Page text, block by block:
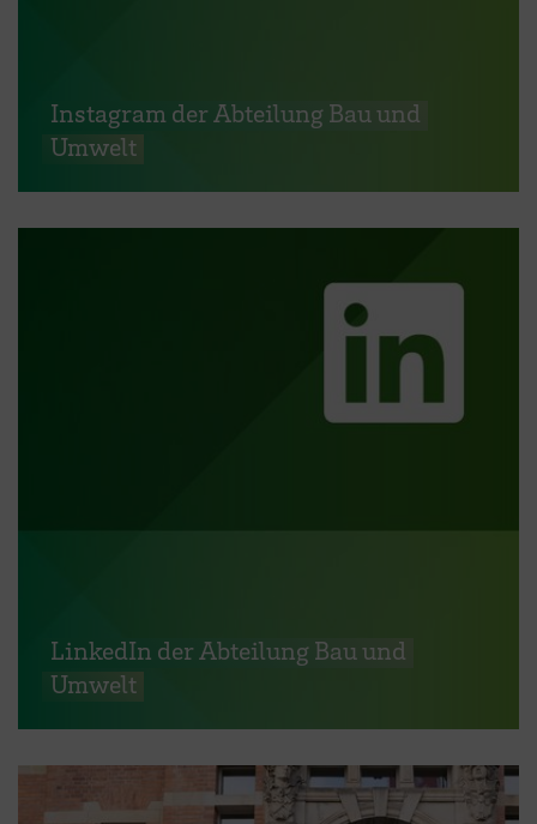
Instagram der Abteilung Bau und
Umwelt
LinkedIn der Abteilung Bau und
Umwelt